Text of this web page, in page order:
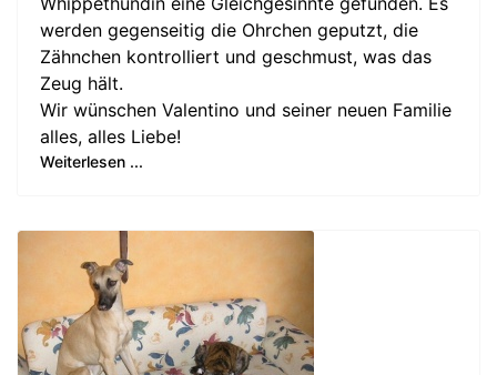
werden gegenseitig die Ohrchen geputzt, die
Zähnchen kontrolliert und geschmust, was das
Zeug hält.
Wir wünschen Valentino und seiner neuen Familie
alles, alles Liebe!
Weiterlesen ...